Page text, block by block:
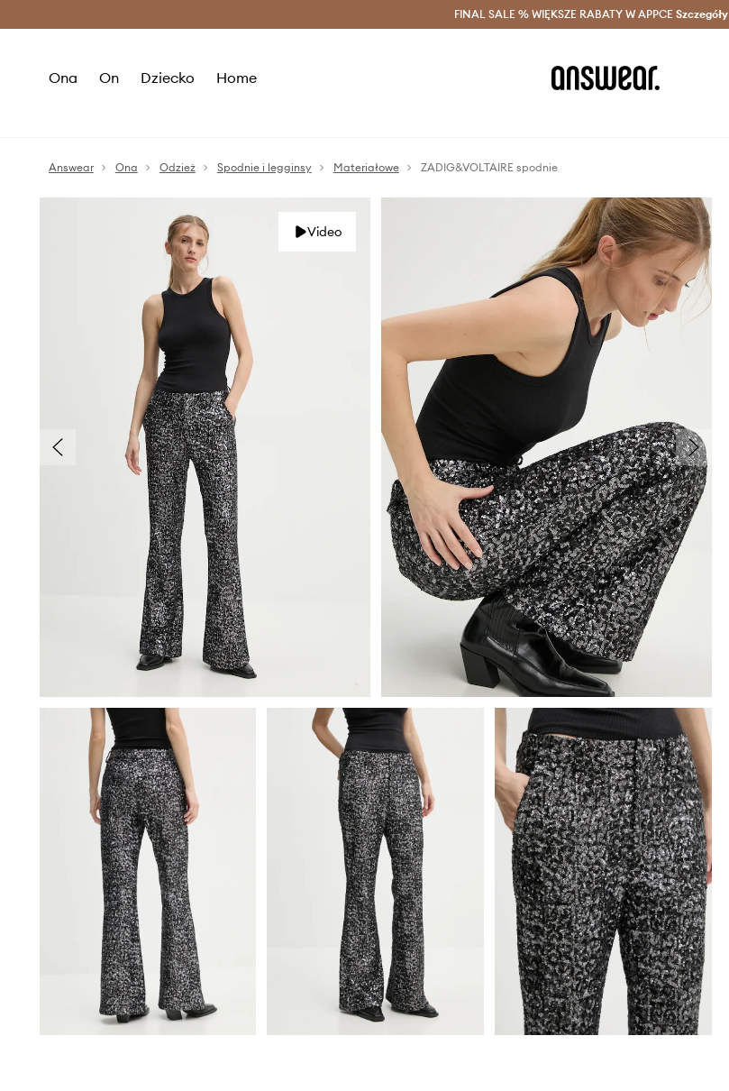
Oszczędzaj z Answear Club > Dostawa nawet w 24h >
FINAL SALE % WIĘKSZE RABATY W APPCE Szczegóły
Ona On Dziecko Home
Answear Ona Odzież Spodnie i legginsy Materiałowe ZADIG&VOLTAIRE spodnie
Video